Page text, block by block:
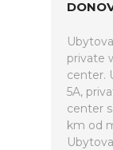
private
center.
5A,
center
km od